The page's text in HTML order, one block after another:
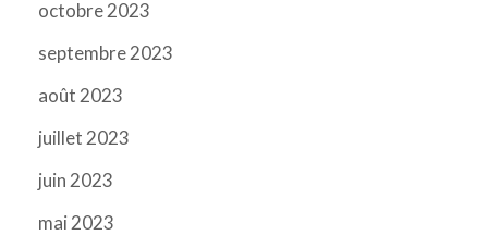
octobre 2023
septembre 2023
août 2023
juillet 2023
juin 2023
mai 2023